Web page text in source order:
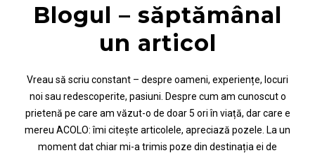
Blogul – săptămânal
un articol
Vreau să scriu constant – despre oameni, experiențe, locuri
noi sau redescoperite, pasiuni. Despre cum am cunoscut o
prietenă pe care am văzut-o de doar 5 ori în viață, dar care e
mereu ACOLO: îmi citește articolele, apreciază pozele. La un
moment dat chiar mi-a trimis poze din destinația ei de